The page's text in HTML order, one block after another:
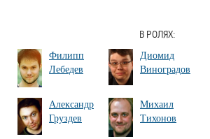
В РОЛЯХ:
Филипп
Лебедев
Диомид
Виноградов
Александр
Груздев
Михаил
Тихонов